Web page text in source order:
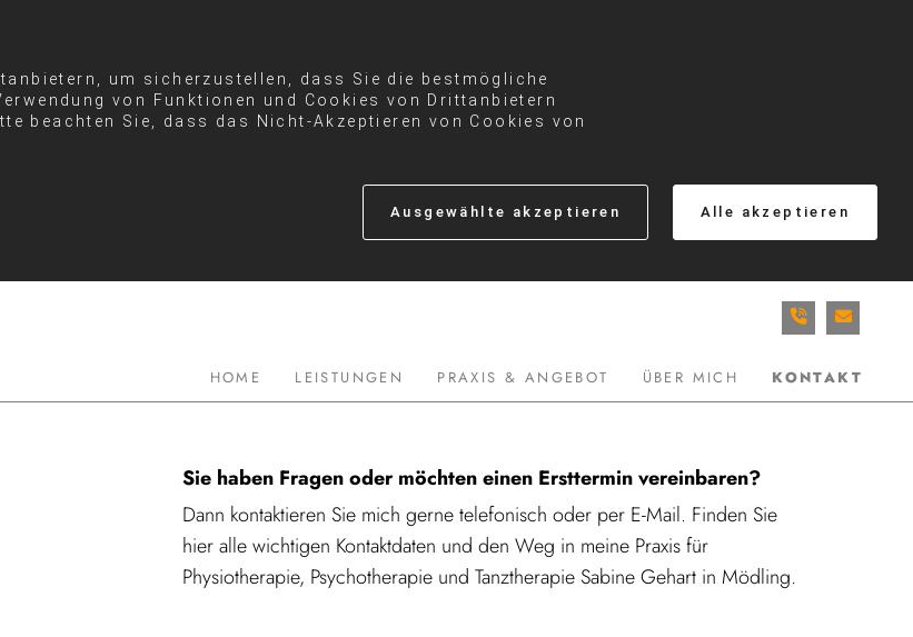
um sicherzustellen, dass Sie die bestmögliche
von Funktionen und Cookies von Drittanbietern
beachten Sie, dass das Nicht-Akzeptieren von Cookies von
Ausgewählte akzeptieren Alle akzeptieren
HOME LEISTUNGEN PRAXIS & ANGEBOT ÜBER MICH KONTAKT
Sie haben Fragen oder möchten einen Ersttermin vereinbaren?
Dann kontaktieren Sie mich gerne telefonisch oder per E-Mail. Finden Sie
hier alle wichtigen Kontaktdaten und den Weg in meine Praxis für
Physiotherapie, Psychotherapie und Tanztherapie Sabine Gehart in Mödling.